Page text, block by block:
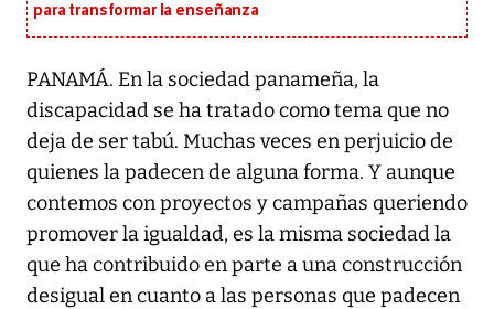
para transformar la enseñanza
PANAMÁ. En la sociedad panameña, la
discapacidad se ha tratado como tema que no
deja de ser tabú. Muchas veces en perjuicio de
quienes la padecen de alguna forma. Y aunque
contemos con proyectos y campañas queriendo
promover la igualdad, es la misma sociedad la
que ha contribuido en parte a una construcción
desigual en cuanto a las personas que padecen